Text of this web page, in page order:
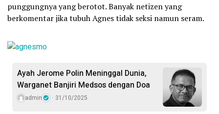
punggungnya yang berotot. Banyak netizen yang
berkomentar jika tubuh Agnes tidak seksi namun seram.
Ayah Jerome Polin Meninggal Dunia,
Warganet Banjiri Medsos dengan Doa
admin 31/10/2025